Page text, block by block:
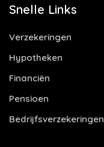
Snelle Links
Verzekeringen
Hypotheken
Financiën
Pensioen
Bedrijfsverzekeringen